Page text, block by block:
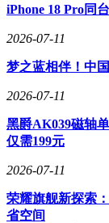
iPhone 18 Pro同
2026-07-11
梦之蓝相伴！中
2026-07-11
黑爵AK039磁轴
仅需199元
2026-07-11
荣耀旗舰新探索
省空间